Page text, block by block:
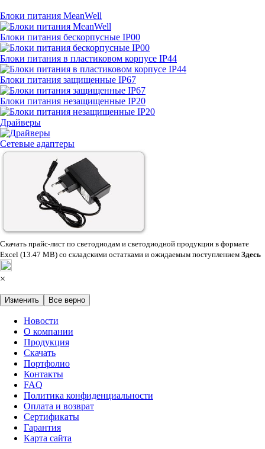
Блоки питания MeanWell
Блоки питания бескорпусные IP00
Блоки питания в пластиковом корпусе IP44
Блоки питания защищенные IP67
Блоки питания незащищенные IP20
Драйверы
Сетевые адаптеры
Скачать прайс-лист по светодиодам и светодиодной продукции в формате
Excel (13.47 MB) со складскими остатками и ожидаемым поступлением Здесь
×
Изменить Все верно
Новости
О компании
Продукция
Скачать
Портфолио
Контакты
FAQ
Политика конфиденциальности
Оплата и возврат
Сертификаты
Гарантия
Карта сайта